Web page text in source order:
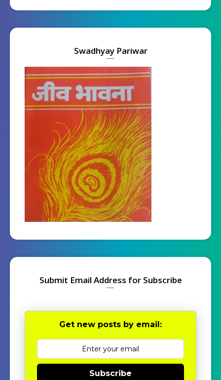
Swadhyay Pariwar
Submit Email Address for Subscribe
Get new posts by email:
Subscribe